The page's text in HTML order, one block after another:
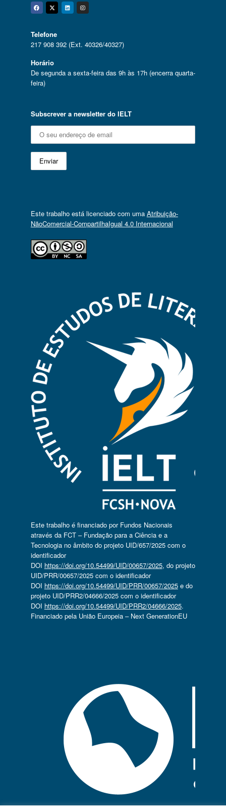
Facebook
Twitter
Linkedin
Instagram
Telefone
217 908 392 (Ext. 40326/40327)
Horário
De segunda a sexta-feira das 9h às 17h (encerra quarta-
feira)
Subscrever a newsletter do IELT
Este trabalho está licenciado com uma Atribuição-
NãoComercial-CompartilhaIgual 4.0 Internacional
Este trabalho é financiado por Fundos Nacionais
através da FCT – Fundação para a Ciência e a
Tecnologia no âmbito do projeto UID/657/2025 com o
identificador
DOI https://doi.org/10.54499/UID/00657/2025, do projeto
UID/PRR/00657/2025 com o identificador
DOI https://doi.org/10.54499/UID/PRR/00657/2025e do
projeto UID/PRR2/04666/2025 com o identificador
DOI https://doi.org/10.54499/UID/PRR2/04666/2025.
Financiado pela União Europeia – Next GenerationEU